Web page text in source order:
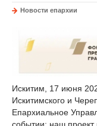
Новости епархии
Искитим, 17 июня
Искитимского и
Епархиальное